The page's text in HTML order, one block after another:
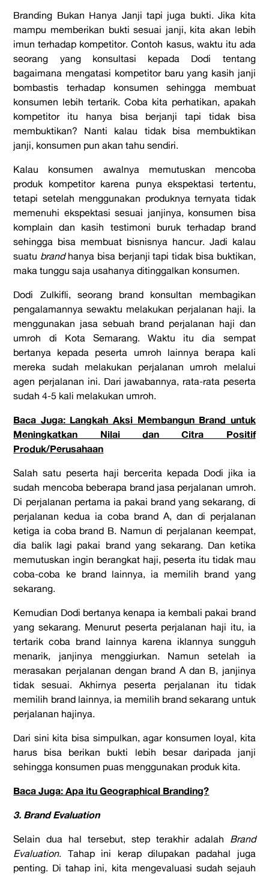
Branding Bukan Hanya Janji tapi juga bukti. Jika kita
mampu memberikan bukti sesuai janji, kita akan lebih
imun terhadap kompetitor. Contoh kasus, waktu itu ada
seorang yang konsultasi kepada Dodi tentang
bagaimana mengatasi kompetitor baru yang kasih janji
bombastis terhadap konsumen sehingga membuat
konsumen lebih tertarik. Coba kita perhatikan, apakah
kompetitor itu hanya bisa berjanji tapi tidak bisa
membuktikan? Nanti kalau tidak bisa membuktikan
janji, konsumen pun akan tahu sendiri.
Kalau konsumen awalnya memutuskan mencoba
produk kompetitor karena punya ekspektasi tertentu,
tetapi setelah menggunakan produknya ternyata tidak
memenuhi ekspektasi sesuai janjinya, konsumen bisa
komplain dan kasih testimoni buruk terhadap brand
sehingga bisa membuat bisnisnya hancur. Jadi kalau
suatu brandhanya bisa berjanji tapi tidak bisa buktikan,
maka tunggu saja usahanya ditinggalkan konsumen.
Dodi Zulkifli, seorang brand konsultan membagikan
pengalamannya sewaktu melakukan perjalanan haji. Ia
menggunakan jasa sebuah brand perjalanan haji dan
umroh di Kota Semarang. Waktu itu dia sempat
bertanya kepada peserta umroh lainnya berapa kali
mereka sudah melakukan perjalanan umroh melalui
agen perjalanan ini. Dari jawabannya, rata-rata peserta
sudah 4-5 kali melakukan umroh.
Baca Juga: Langkah Aksi Membangun Brand untuk
Meningkatkan Nilai dan Citra Positif
Produk/Perusahaan
Salah satu peserta haji bercerita kepada Dodi jika ia
sudah mencoba beberapa brand jasa perjalanan umroh.
Di perjalanan pertama ia pakai brand yang sekarang, di
perjalanan kedua ia coba brand A, dan di perjalanan
ketiga ia coba brand B. Namun di perjalanan keempat,
dia balik lagi pakai brand yang sekarang. Dan ketika
memutuskan ingin berangkat haji, peserta itu tidak mau
coba-coba ke brand lainnya, ia memilih brand yang
sekarang.
Kemudian Dodi bertanya kenapa ia kembali pakai brand
yang sekarang. Menurut peserta perjalanan haji itu, ia
tertarik coba brand lainnya karena iklannya sungguh
menarik, janjinya menggiurkan. Namun setelah ia
merasakan perjalanan dengan brand A dan B, janjinya
tidak sesuai. Akhirnya peserta perjalanan itu tidak
memilih brand lainnya, ia memilih brand sekarang untuk
perjalanan hajinya.
Dari sini kita bisa simpulkan, agar konsumen loyal, kita
harus bisa berikan bukti lebih besar daripada janji
sehingga konsumen puas menggunakan produk kita.
Baca Juga: Apa itu Geographical Branding?
3. Brand Evaluation
Selain dua hal tersebut, step terakhir adalah Brand
Evaluation. Tahap ini kerap dilupakan padahal juga
penting. Di tahap ini, kita mengevaluasi sudah sejauh